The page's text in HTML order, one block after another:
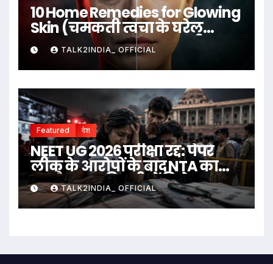
10 Home Remedies for Glowing
Skin (चमकती त्वचा के घरेलू
उपाय)TALK2INDIA_ OFFICIAL
Featured देश
NEET UG 2026 परीक्षा रद्द: पेपर
लीक के आरोपों के बाद NTA का
बड़ा फैसला, दिल्ली में विरोध
प्रदर्शनTALK2INDIA_ OFFICIAL